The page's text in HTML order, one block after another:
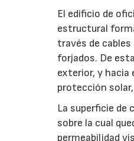
El edificio de
estructural
través de
forjados. De
exterior, y hacia
protección
La superficie
sobre la cual
permeabilidad